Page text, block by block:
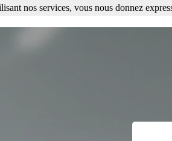
services, vous nous donnez
nos services, vous nous donnez